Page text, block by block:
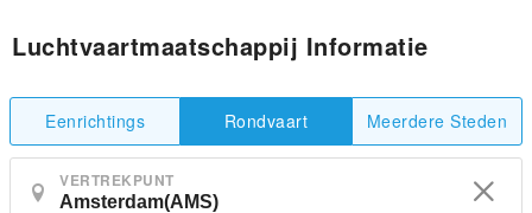
Luchtvaartmaatschappij Informatie
Eenrichtings Rondvaart Meerdere Steden
VERTREKPUNT